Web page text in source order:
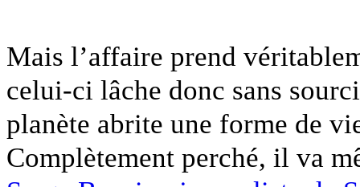
Mais l’affaire prend
celui-ci lâche donc sans
planète abrite une forme de
Complètement perché, il va